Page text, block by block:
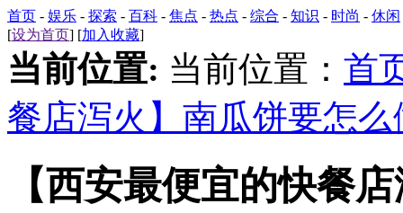
首页 - 娱乐 - 探索 - 百科 - 焦点 - 热点 - 综合 - 知识 - 时尚 - 休闲
[设为首页] [加入收藏]
当前位置: 当前位置： 首
餐店泻火】南瓜饼要怎么
【西安最便宜的快餐